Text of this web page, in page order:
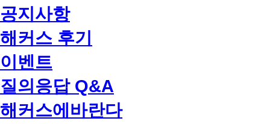
공지사항
해커스 후기
이벤트
질의응답 Q&A
해커스에바란다